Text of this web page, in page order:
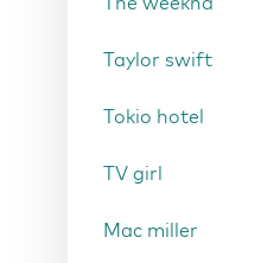
Taylor swift
Tokio hotel
TV girl
Mac miller